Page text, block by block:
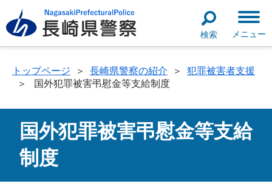
検索 メニュー
トップページ ＞ 長崎県警察の紹介 ＞
犯罪被害者支援
＞
国外犯罪被害弔慰金等支給制度
国外犯罪被害弔慰金等支給
制度